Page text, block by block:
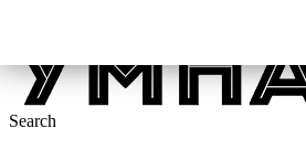
Search